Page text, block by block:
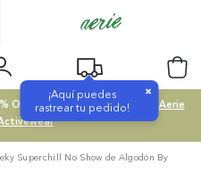
¡Aquí puedes
rastrear tu pedido!
×
OFF |Comprar SALE|Comprar Aerie
Superchill No Show de Algodón By